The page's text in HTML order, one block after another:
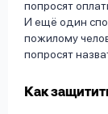
попросят
И ещё один
пожилому
попросят
Как